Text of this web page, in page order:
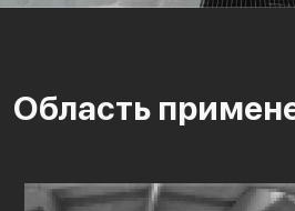
Область